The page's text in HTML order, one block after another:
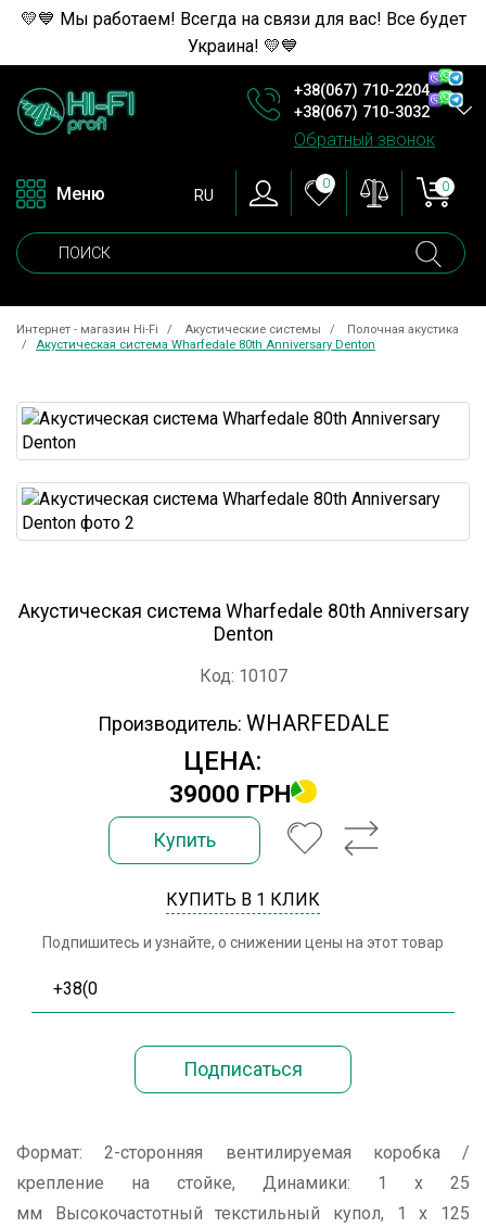
💛💙 Мы работаем! Всегда на связи для вас! Все будет
Украина! 💛💙
+38(067) 710-2204
+38(067) 710-3032
Обратный звонок
Меню RU
0 0
Интернет - магазин Hi-Fi Акустические системы
Полочная акустика
Акустическая система Wharfedale 80th Anniversary Denton
Акустическая система Wharfedale 80th Anniversary
Denton
Код: 10107
Производитель: WHARFEDALE
ЦЕНА:
39000 ГРН
Купить
КУПИТЬ В 1 КЛИК
Подпишитесь и узнайте, о снижении цены на этот товар
Формат: 2-сторонняя вентилируемая коробка /
крепление на стойке, Динамики: 1 x 25
мм Высокочастотный текстильный купол, 1 x 125